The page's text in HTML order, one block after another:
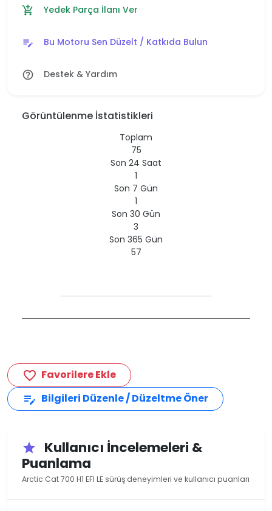
add_shopping_cart Yedek Parça İlanı Ver
edit_note Bu Motoru Sen Düzelt / Katkıda Bulun
help_outline Destek & Yardım
Görüntülenme İstatistikleri
Toplam
75
Son 24 Saat
1
Son 7 Gün
1
Son 30 Gün
3
Son 365 Gün
57
favorite_border Favorilere Ekle
edit_note Bilgileri Düzenle / Düzeltme Öner
star
Kullanıcı İncelemeleri &
Puanlama
Arctic Cat 700 H1 EFI LE sürüş deneyimleri ve kullanıcı puanları